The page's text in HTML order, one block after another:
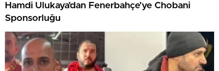
Hamdi Ulukaya’dan Fenerbahçe’ye Chobani
Sponsorluğu